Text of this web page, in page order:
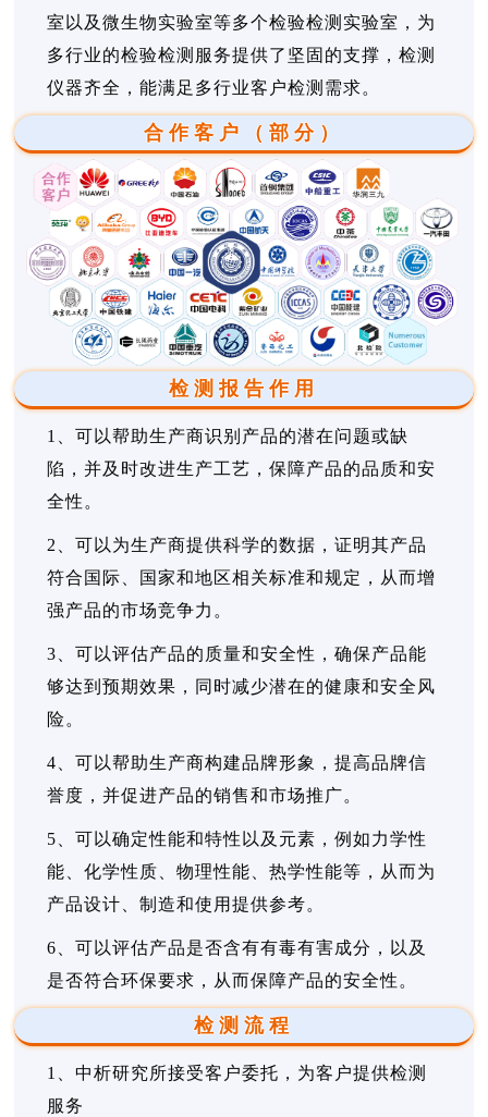
室以及微生物实验室等多个检验检测实验室，为
多行业的检验检测服务提供了坚固的支撑，检测
仪器齐全，能满足多行业客户检测需求。
合作客户（部分）
检测报告作用
1、可以帮助生产商识别产品的潜在问题或缺
陷，并及时改进生产工艺，保障产品的品质和安
全性。
2、可以为生产商提供科学的数据，证明其产品
符合国际、国家和地区相关标准和规定，从而增
强产品的市场竞争力。
3、可以评估产品的质量和安全性，确保产品能
够达到预期效果，同时减少潜在的健康和安全风
险。
4、可以帮助生产商构建品牌形象，提高品牌信
誉度，并促进产品的销售和市场推广。
5、可以确定性能和特性以及元素，例如力学性
能、化学性质、物理性能、热学性能等，从而为
产品设计、制造和使用提供参考。
6、可以评估产品是否含有有毒有害成分，以及
是否符合环保要求，从而保障产品的安全性。
检测流程
1、中析研究所接受客户委托，为客户提供检测
服务